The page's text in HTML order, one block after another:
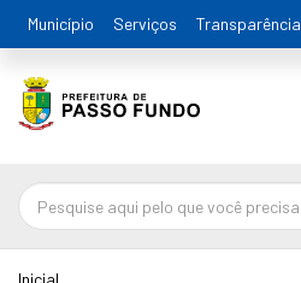
Município Serviços Transparência
Inicial